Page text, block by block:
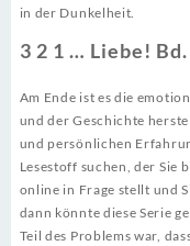
in der Dunkelheit.
3 2 1 … Liebe!
Am Ende ist es die
und der Geschichte
und persönlichen
Lesestoff suchen, der Sie
online in Frage stellt und
dann könnte diese Serie
Teil des Problems war,